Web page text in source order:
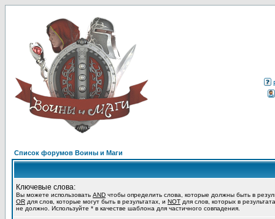
Список форумов Воины и Маги
Ключевые слова:
Вы можете использовать AND чтобы определить слова, которые должны быть в
OR для слов, которые могут быть в результатах, и NOT для слов, которых в
не должно. Используйте * в качестве шаблона для частичного совпадения.